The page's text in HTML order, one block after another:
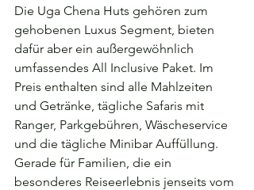
Die Uga Chena Huts gehören zum
gehobenen Luxus Segment, bieten
dafür aber ein außergewöhnlich
umfassendes All Inclusive Paket. Im
Preis enthalten sind alle Mahlzeiten
und Getränke, tägliche Safaris mit
Ranger, Parkgebühren, Wäscheservice
und die tägliche Minibar Auffüllung.
Gerade für Familien, die ein
besonderes Reiseerlebnis jenseits vom